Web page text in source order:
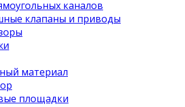
каналов
клапаны и приводы
материал
площадки